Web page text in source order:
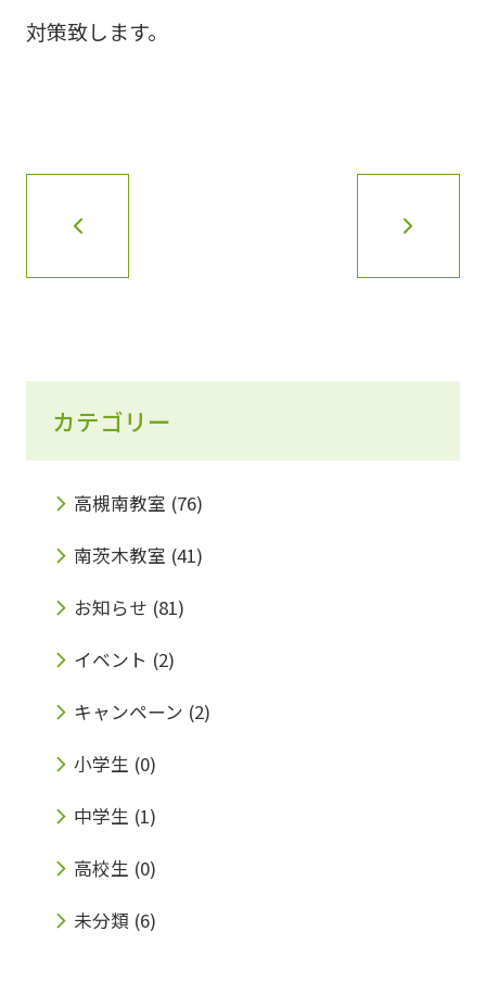
対策致します。
カテゴリー
高槻南教室 (76)
南茨木教室 (41)
お知らせ (81)
イベント (2)
キャンペーン (2)
小学生 (0)
中学生 (1)
高校生 (0)
未分類 (6)